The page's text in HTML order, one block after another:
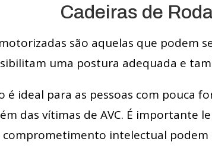
Cadeiras de
são aquelas que podem
uma postura adequada e
é ideal para as pessoas com pouca
das vítimas de AVC. É importante
comprometimento intelectual podem